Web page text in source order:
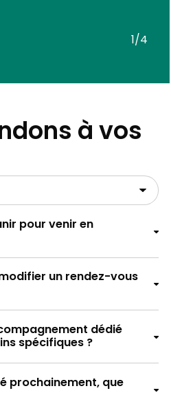
1/4
à vos
pour venir en
que vous prenez,
un rendez-vous
dédié
spécifiques ?
prochainement, que